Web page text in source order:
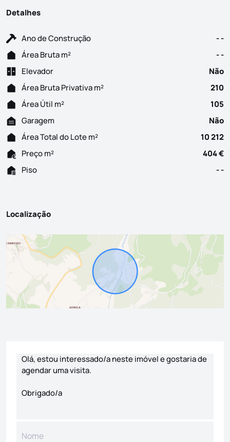
Detalhes
Ano de Construção
- -
Área Bruta m²
- -
Elevador
Não
Área Bruta Privativa m²
210
Área Útil m²
105
Garagem
Não
Área Total do Lote m²
10 212
Preço m²
404 €
Piso
- -
Localização